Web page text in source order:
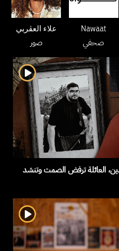
علاء العڤربي
صور
Nawaat
صحفي
العائلة ترفض الصمت وتنشد